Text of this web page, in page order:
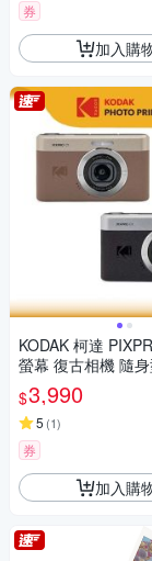
券
加入購
KODAK 柯達
螢幕 復古相機 隨
$3,990
5 (1)
券
加入購